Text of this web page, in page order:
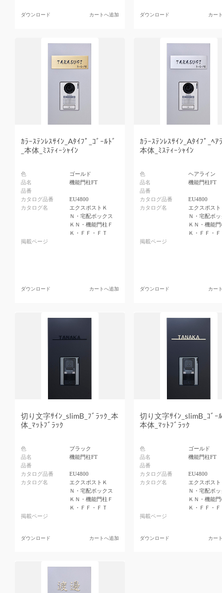
ダウンロード カートへ追加 ダウンロード カー
ｶﾗｰｽﾃﾝﾚｽｻｲﾝ_Aﾀｲﾌﾟ_ｺﾞｰﾙﾄﾞ
_本体_ﾐｽﾃｨｰｼｬｲﾝ
色
ゴールド
品名
機能門柱FT
品番
カタログ品番
EU4800
カタログ名
エクスポストＫ
Ｎ・宅配ボックス
ＫＮ・機能門柱Ｆ
Ｋ・ＦＦ・ＦＴ
掲載ページ
ダウンロード カートへ追加
ｶﾗｰｽﾃﾝﾚｽｻｲﾝ_Aﾀｲﾌﾟ_ﾍｱ
本体_ﾐｽﾃｨｰｼｬｲﾝ
色
ヘアライン
品名
機能門柱FT
品番
カタログ品番
EU4800
カタログ名
エクスポス
Ｎ・宅配ボ
ＫＮ・機能
Ｋ・ＦＦ・
掲載ページ
ダウンロード カー
切り文字ｻｲﾝ_slimB_ﾌﾞﾗｯｸ_本
体_ﾏｯﾄﾌﾞﾗｯｸ
色
ブラック
品名
機能門柱FT
品番
カタログ品番
EU4800
カタログ名
エクスポストＫ
Ｎ・宅配ボックス
ＫＮ・機能門柱Ｆ
Ｋ・ＦＦ・ＦＴ
掲載ページ
ダウンロード カートへ追加
切り文字ｻｲﾝ_slimB_ｺﾞｰ
本体_ﾏｯﾄﾌﾞﾗｯｸ
色
ゴールド
品名
機能門柱FT
品番
カタログ品番
EU4800
カタログ名
エクスポス
Ｎ・宅配ボ
ＫＮ・機能
Ｋ・ＦＦ・
掲載ページ
ダウンロード カー